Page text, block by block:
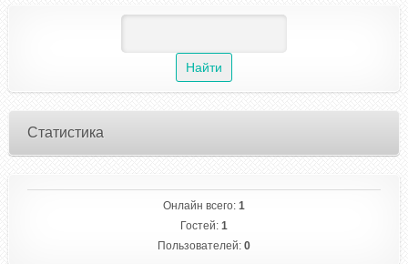
Статистика
Онлайн всего: 1
Гостей: 1
Пользователей: 0